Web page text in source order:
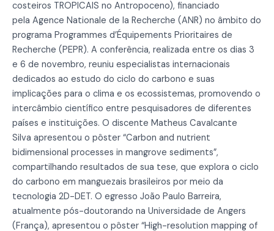
costeiros TROPICAIS no Antropoceno), financiado
pela Agence Nationale de la Recherche (ANR) no âmbito do
programa Programmes d’Équipements Prioritaires de
Recherche (PEPR). A conferência, realizada entre os dias 3
e 6 de novembro, reuniu especialistas internacionais
dedicados ao estudo do ciclo do carbono e suas
implicações para o clima e os ecossistemas, promovendo o
intercâmbio científico entre pesquisadores de diferentes
países e instituições. O discente Matheus Cavalcante
Silva apresentou o pôster “Carbon and nutrient
bidimensional processes in mangrove sediments”,
compartilhando resultados de sua tese, que explora o ciclo
do carbono em manguezais brasileiros por meio da
tecnologia 2D-DET. O egresso João Paulo Barreira,
atualmente pós-doutorando na Universidade de Angers
(França), apresentou o pôster “High-resolution mapping of